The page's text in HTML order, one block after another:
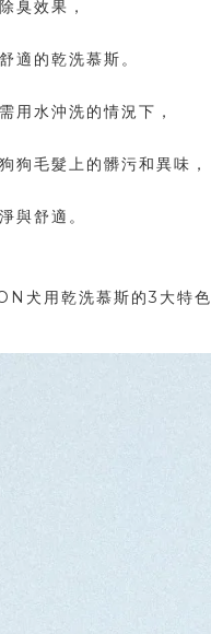
臭效果，
適的乾洗慕斯。
用水沖洗的情況下，
狗毛髮上的髒污和異味，
與舒適。
犬用乾洗慕斯的3大特色